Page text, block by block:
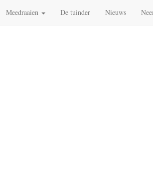
Meedraaien De tuinder Nieuws